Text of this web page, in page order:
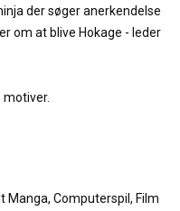
der søger anerkendelse
om at blive Hokage - leder
motiver.
Computerspil, Film